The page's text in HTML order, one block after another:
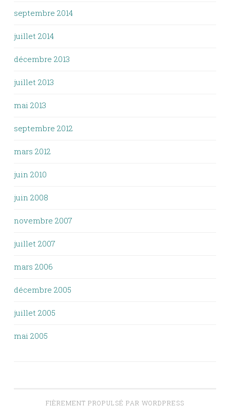
septembre 2014
juillet 2014
décembre 2013
juillet 2013
mai 2013
septembre 2012
mars 2012
juin 2010
juin 2008
novembre 2007
juillet 2007
mars 2006
décembre 2005
juillet 2005
mai 2005
FIÈREMENT PROPULSÉ PAR WORDPRESS